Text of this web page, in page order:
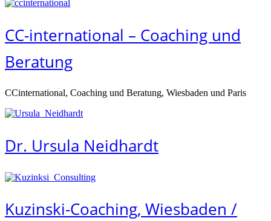
CC-international – Coaching und
Beratung
CCinternational, Coaching und Beratung, Wiesbaden und Paris
Dr. Ursula Neidhardt
Kuzinski-Coaching, Wiesbaden /